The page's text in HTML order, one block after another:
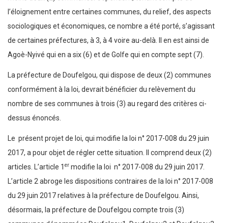
l’éloignement entre certaines communes, du relief, des aspects
sociologiques et économiques, ce nombre a été porté, s’agissant
de certaines préfectures, à 3, à 4 voire au-delà. Il en est ainsi de
Agoè-Nyivé qui en a six (6) et de Golfe qui en compte sept (7).
La préfecture de Doufelgou, qui dispose de deux (2) communes
conformément à la loi, devrait bénéficier du relèvement du
nombre de ses communes à trois (3) au regard des critères ci-
dessus énoncés.
Le présent projet de loi, qui modifie la loi n° 2017-008 du 29 juin
2017, a pour objet de régler cette situation. Il comprend deux (2)
articles. L’article 1 er modifie la loi n° 2017-008 du 29 juin 2017.
L’article 2 abroge les dispositions contraires de la loi n° 2017-008
du 29 juin 2017 relatives à la préfecture de Doufelgou. Ainsi,
désormais, la préfecture de Doufelgou compte trois (3)